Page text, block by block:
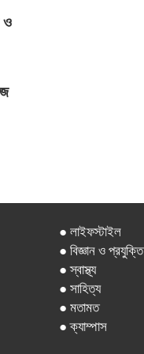
ও
● লাইফস্টাইল
● বিজ্ঞান ও প্রযুক্তি
● স্বাস্থ্য
● সাহিত্য
● মতামত
● ক্যাম্পাস